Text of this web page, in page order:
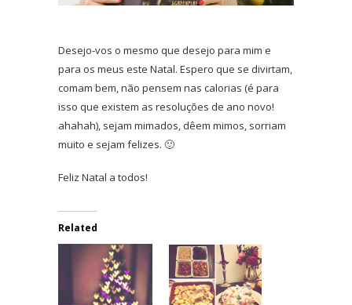
Desejo-vos o mesmo que desejo para mim e
para os meus este Natal. Espero que se divirtam,
comam bem, não pensem nas calorias (é para
isso que existem as resoluções de ano novo!
ahahah), sejam mimados, dêem mimos, sorriam
muito e sejam felizes. 🙂
Feliz Natal a todos!
Related